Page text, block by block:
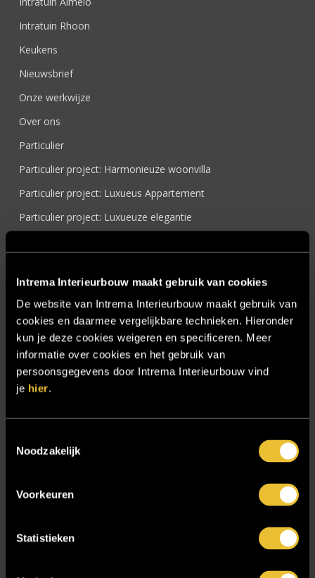
Intrema Interieurbouw maakt gebruik van cookies
De website van Intrema Interieurbouw maakt gebruik van
cookies en daarmee vergelijkbare technieken. Hieronder
kun je deze cookies weigeren en specificeren. Meer
informatie over cookies en het gebruik van
persoonsgegevens door Intrema Interieurbouw vind
je hier.
Noodzakelijk
Voorkeuren
Statistieken
Intratuin Rhoon
Keukens
Nieuwsbrief
Onze werkwijze
Over ons
Particulier
Particulier project: Harmonieuze woonvilla
Particulier project: Luxueus Appartement
Particulier project: Luxueuze elegantie
Particulier project: Woonvilla met exclusief maatwerk
Projecten
Referenties
Samenwerken
Sensire
Trebbe MiddenWest